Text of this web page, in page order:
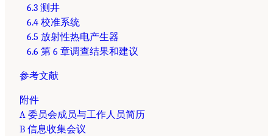
6.3 测井
6.4 校准系统
6.5 放射性热电产生器
6.6 第 6 章调查结果和建议
参考文献
附件
A 委员会成员与工作人员简历
B 信息收集会议